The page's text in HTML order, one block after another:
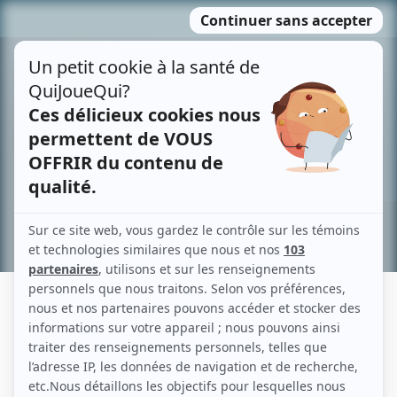
MENU
contenu
Recherche avancée »
ROBERT CHRISTIE
Liens
Fiche de Robert Christie sur Showbizz.net